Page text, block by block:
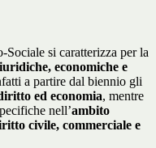
si caratterizza per la
economiche e
a partire dal biennio gli
ed economia, mentre
nell’ambito
civile, commerciale e